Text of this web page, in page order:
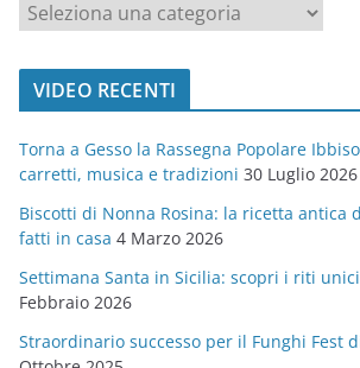
a
t
o
r
i
e
VIDEO RECENTI
Torna a Gesso la Rassegna Popolare
carretti, musica e tradizioni 30 Luglio 2026
Biscotti di Nonna Rosina: la ricetta antica
fatti in casa 4 Marzo 2026
Settimana Santa in Sicilia: scopri i riti
Febbraio 2026
Straordinario successo per il Funghi Fest